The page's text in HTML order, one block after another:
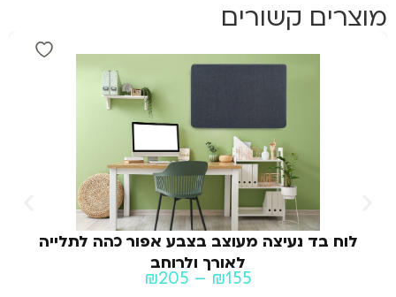
מוצרים קשורים
לוח בד נעיצה מעוצב בצבע אפור כהה לתלייה
לאורך ולרוחב
₪155
–
₪205